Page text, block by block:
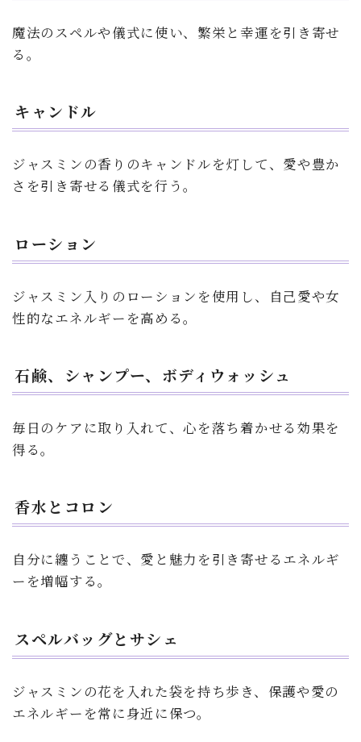
魔法のスペルや儀式に使い、繁栄と幸運を引き寄せ
る。
キャンドル
ジャスミンの香りのキャンドルを灯して、愛や豊か
さを引き寄せる儀式を行う。
ローション
ジャスミン入りのローションを使用し、自己愛や女
性的なエネルギーを高める。
石鹸、シャンプー、ボディウォッシュ
毎日のケアに取り入れて、心を落ち着かせる効果を
得る。
香水とコロン
自分に纏うことで、愛と魅力を引き寄せるエネルギ
ーを増幅する。
スペルバッグとサシェ
ジャスミンの花を入れた袋を持ち歩き、保護や愛の
エネルギーを常に身近に保つ。